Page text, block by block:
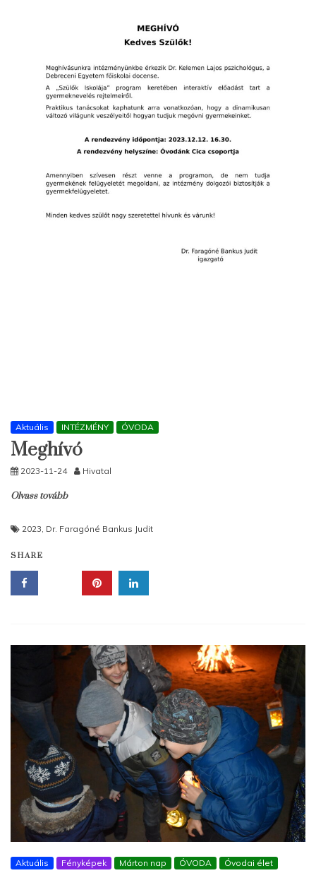
Aktuális INTÉZMÉNY ÓVODA
Meghívó
2023-11-24 Hivatal
Olvass tovább
2023, Dr. Faragóné Bankus Judit
SHARE
Aktuális Fényképek Márton nap ÓVODA Óvodai élet